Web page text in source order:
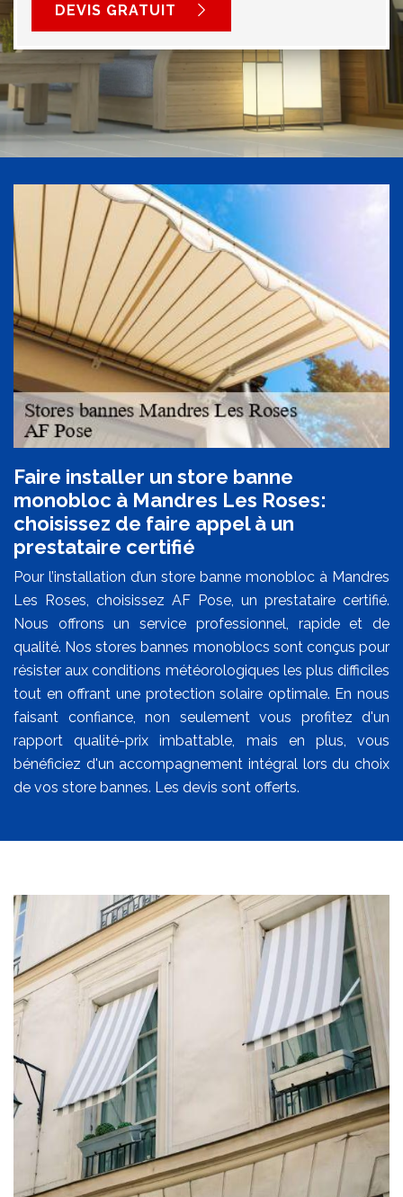
DEVIS GRATUIT
Faire installer un store banne
monobloc à Mandres Les Roses:
choisissez de faire appel à un
prestataire certifié
Pour l’installation d’un store banne monobloc à Mandres
Les Roses, choisissez AF Pose, un prestataire certifié.
Nous offrons un service professionnel, rapide et de
qualité. Nos stores bannes monoblocs sont conçus pour
résister aux conditions météorologiques les plus difficiles
tout en offrant une protection solaire optimale. En nous
faisant confiance, non seulement vous profitez d'un
rapport qualité-prix imbattable, mais en plus, vous
bénéficiez d'un accompagnement intégral lors du choix
de vos store bannes. Les devis sont offerts.